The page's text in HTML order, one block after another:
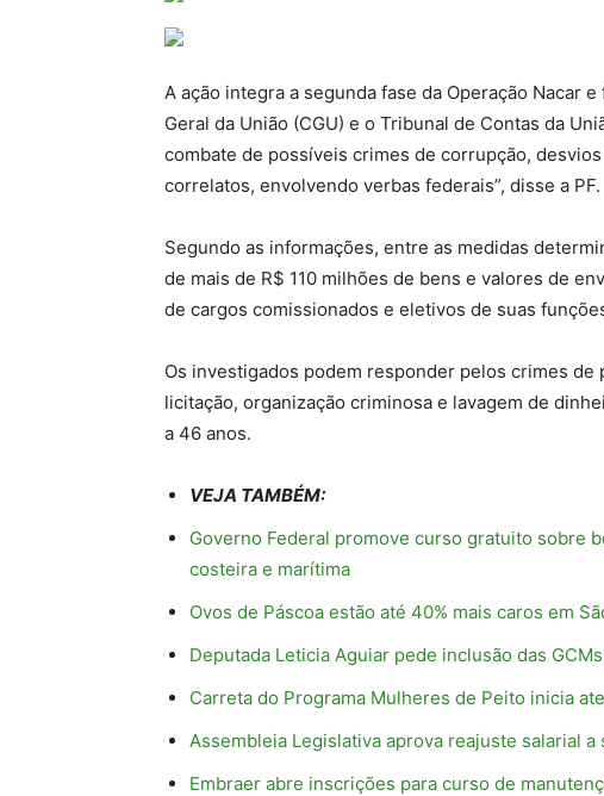
A ação integra a segunda fase da Operação Nacar
Geral da União (CGU) e o Tribunal de Contas da
combate de possíveis crimes de corrupção,
correlatos, envolvendo verbas federais”, disse a PF.
Segundo as informações, entre as medidas
de mais de R$ 110 milhões de bens e valores de
de cargos comissionados e eletivos de suas
Os investigados podem responder pelos crimes
licitação, organização criminosa e lavagem de
a 46 anos.
VEJA TAMBÉM:
Governo Federal promove curso gratuito sobre
costeira e marítima
Ovos de Páscoa estão até 40% mais caros em
Deputada Leticia Aguiar pede inclusão das
Carreta do Programa Mulheres de Peito inicia
Assembleia Legislativa aprova reajuste salarial
Embraer abre inscrições para curso de